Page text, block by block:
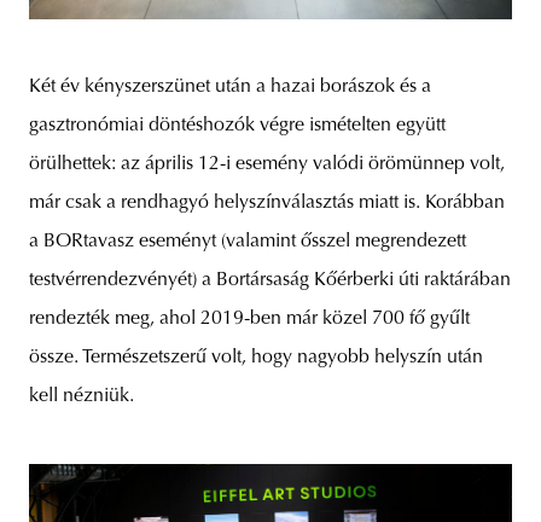
Két év kényszerszünet után a hazai borászok és a
gasztronómiai döntéshozók végre ismételten együtt
örülhettek: az április 12-i esemény valódi örömünnep volt,
már csak a rendhagyó helyszínválasztás miatt is. Korábban
a BORtavasz eseményt (valamint ősszel megrendezett
testvérrendezvényét) a Bortársaság Kőérberki úti raktárában
rendezték meg, ahol 2019-ben már közel 700 fő gyűlt
össze. Természetszerű volt, hogy nagyobb helyszín után
kell nézniük.